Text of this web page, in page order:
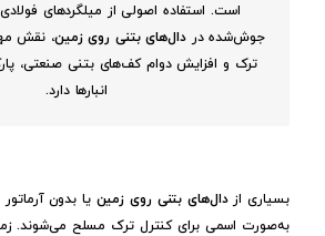
است. استفاده اصولی از میلگردهای
جوش‌شده دردال‌های بتنی روی زمین، نقش
ترک و افزایش دوام کف‌های بتنی صنعتی،
انبارها دارد.
بسیاری ازدال‌های بتنی روی زمین یا بدون
به‌صورت اسمی برای کنترل ترک مسلح می‌شوند.